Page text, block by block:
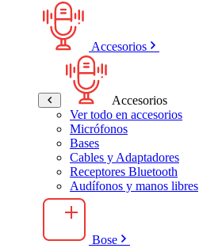
Accesorios
Accesorios
Ver todo en accesorios
Micrófonos
Bases
Cables y Adaptadores
Receptores Bluetooth
Audífonos y manos libres
Bose